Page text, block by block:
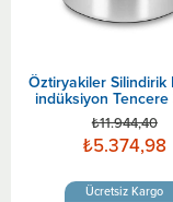
Öztiryakiler Silindirik
indüksiyon Tencere
Cm
₺5.374,98
₺11.944,40
Ücretsiz Kargo